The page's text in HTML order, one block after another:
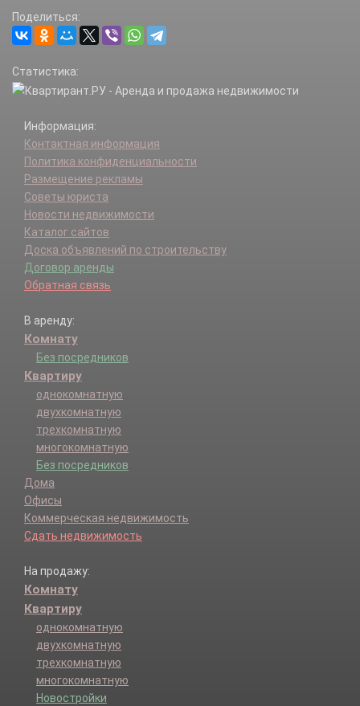
Поделиться:
Статистика:
Информация:
Контактная информация
Политика конфиденциальности
Размещение рекламы
Советы юриста
Новости недвижимости
Каталог сайтов
Доска объявлений по строительству
Договор аренды
Обратная связь
В аренду:
Комнату
Без посредников
Квартиру
однокомнатную
двухкомнатную
трехкомнатную
многокомнатную
Без посредников
Дома
Офисы
Коммерческая недвижимость
Сдать недвижимость
На продажу:
Комнату
Квартиру
однокомнатную
двухкомнатную
трехкомнатную
многокомнатную
Новостройки